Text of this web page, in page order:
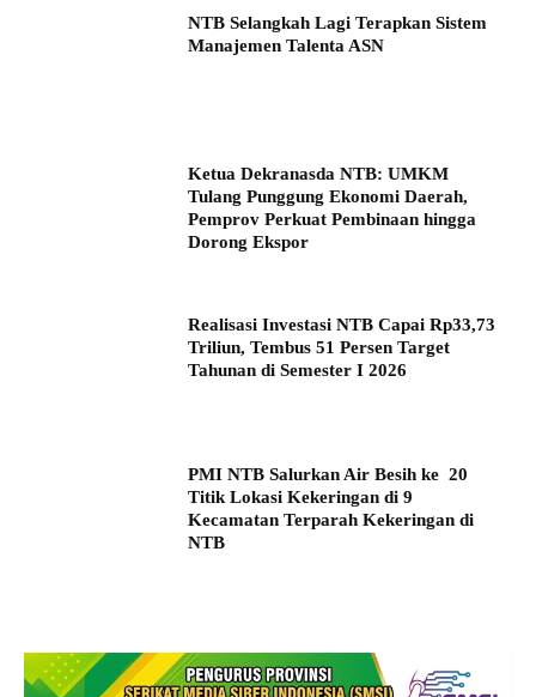
NTB Selangkah Lagi Terapkan Sistem
Manajemen Talenta ASN
Ketua Dekranasda NTB: UMKM
Tulang Punggung Ekonomi Daerah,
Pemprov Perkuat Pembinaan hingga
Dorong Ekspor
Realisasi Investasi NTB Capai Rp33,73
Triliun, Tembus 51 Persen Target
Tahunan di Semester I 2026
PMI NTB Salurkan Air Besih ke 20
Titik Lokasi Kekeringan di 9
Kecamatan Terparah Kekeringan di
NTB